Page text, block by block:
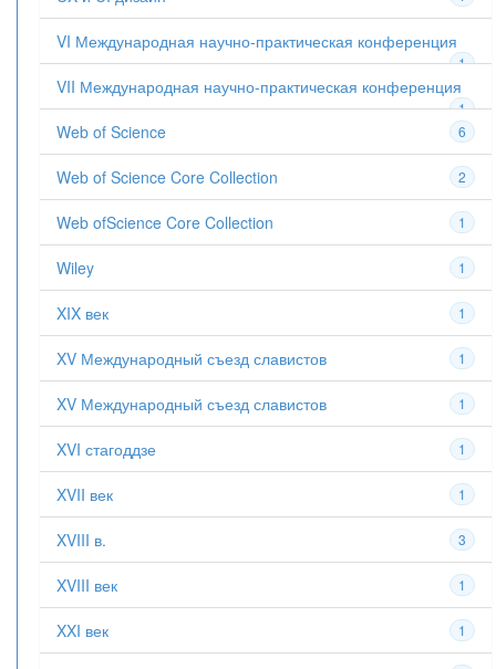
VI Международная научно-практическая конференция
1
VII Международная научно-практическая конференция
1
Web of Science 6
Web of Science Core Collection 2
Web ofScience Core Collection 1
Wiley 1
XIX век 1
XV Международный съезд славистов 1
XV Международный съезд славистов 1
XVI стагоддзе 1
XVII век 1
XVIII в. 3
XVIII век 1
XXI век 1